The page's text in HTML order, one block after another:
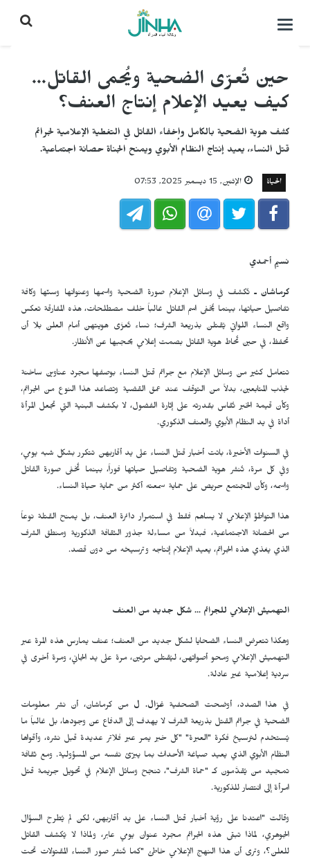
التحكم
حين تُعرّى الضحية ويُحمى القاتل...
كيف يعيد الإعلام إنتاج العنف؟
كشف هوية الضحية بالكامل وإخفاء القاتل في التغطية الإعلامية لجرائم
قتل النساء، يعيد إنتاج النظام الأبوي ويمنح الجناة حصانة اجتماعية.
الحياة الإثنين, 15 ديسمبر 2025, 07:53
نسيم أحمدي
كرماشان ـتُكشف في وسائل الإعلام صورة الضحية واسمها وعنوانها وسنّها وكافة
تفاصيل حياتها، بينما يُخفى اسم القاتل غالباً خلف مصطلحات، هذه المفارقة تعكس
واقع النساء اللواتي يُقتلن بذريعة الشرف؛ نساء تُعرَّى هويتهن أمام العلن بلا أن
تحفظ، في حين تُحاط هوية القاتل بصمت إعلامي يحجبها عن الأنظار.
تتعامل كثير من وسائل الإعلام مع جرائم قتل النساء بوصفها مجرد عناوين ساخنة
لجذب المتابعين، بدلاً من التوقف عند عمق القضية وتصاعد هذا النوع من الجرائم،
وكأن قيمة الخبر تُقاس بقدرته على إثارة الفضول، لا بكشف البنية التي تجعل المرأة
أداة في يد النظام الأبوي والعنف الذكوري.
في السنوات الأخيرة، باتت أخبار قتل النساء على يد أقاربهن تتكرر بشكل شبه يومي،
وفي كل مرة، تُنشر هوية الضحية وتفاصيل حياتها فوراً، بينما تُخفى صورة القاتل
واسمه، وكأن المجتمع حريص على حماية سمعته أكثر من حماية حياة النساء.
هذا التواطؤ الإعلامي لا يساهم فقط في استمرار دائرة العنف، بل يمنح القتلة نوعاً
من الحصانة الاجتماعية، فبدلاً من مساءلة جذور الثقافة الذكورية ومنطق الشرف
الذي يغذي هذه الجرائم، يعيد الإعلام إنتاجه وترسيخه من دون قصد.
التهميش الإعلامي للجرائم ... شكل جديد من العنف
وهكذا تتعرض النساء الضحايا لشكل جديد من العنف؛ عنف يمارس هذه المرة عبر
التهميش الإعلامي ومحو أصواتهن، ليُقتلن مرتين، مرة على يد الجاني، ومرة أخرى في
سردية إعلامية غير عادلة.
في هذا الصدد، أوضحت الصحفيةغزال. ل من كرماشان، أن نشر معلومات
الضحية في جرائم القتل بذريعة الشرف لا يهدف إلى الدفاع عن وجودها، بل غالباً ما
يُستخدم لترسيخ فكرة "العبرة" "كل خبر يمر عبر فلاتر عديدة قبل نشره، وأقواها
النظام الأبوي الذي يعيد صياغة الأحداث بما يبرّئ نفسه من المسؤولية. ومع ثقافة
تمجيد من يُقدَّمون كـ "حماة الشرف"، تنجح وسائل الإعلام في تحويل جريمة قتل
امرأة إلى انتصار للذكورية.
وقالت "اعتدنا على رؤية أخبار قتل النساء على يد أقاربهن، لكن لم يُطرح السؤال
الجوهري، لماذا تبقى هذه الجرائم مجرد عنوان يومي عابر، ولماذا لا يُكشف القاتل
للعلن؟، وترى أن هذا النهج الإعلامي خاطئ "كما تُنشر صور النساء المقتولات تحت